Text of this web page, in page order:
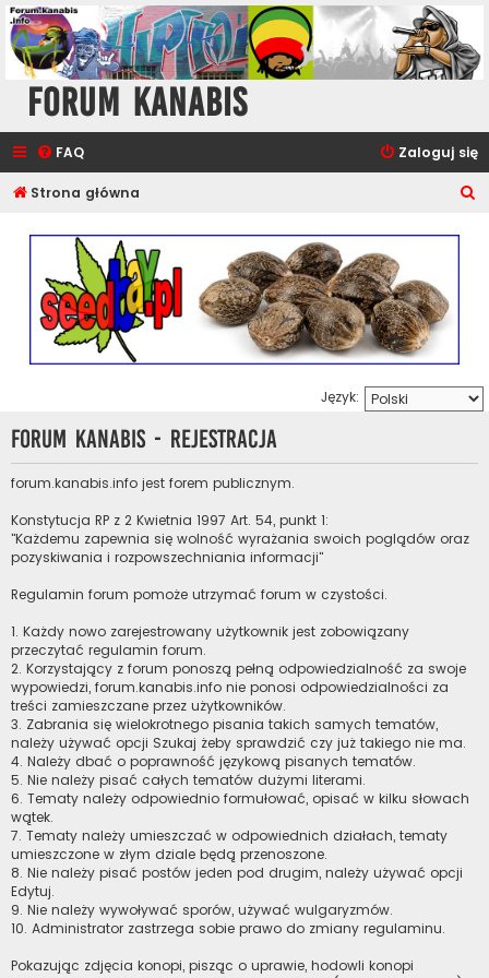
Forum Kanabis
FAQ Zaloguj się
Strona główna
Język:
Forum Kanabis - Rejestracja
forum.kanabis.info jest forem publicznym.
Konstytucja RP z 2 Kwietnia 1997 Art. 54, punkt 1:
"Każdemu zapewnia się wolność wyrażania swoich poglądów oraz
pozyskiwania i rozpowszechniania informacji"
Regulamin forum pomoże utrzymać forum w czystości.
1. Każdy nowo zarejestrowany użytkownik jest zobowiązany
przeczytać regulamin forum.
2. Korzystający z forum ponoszą pełną odpowiedzialność za swoje
wypowiedzi, forum.kanabis.info nie ponosi odpowiedzialności za
treści zamieszczane przez użytkowników.
3. Zabrania się wielokrotnego pisania takich samych tematów,
należy używać opcji Szukaj żeby sprawdzić czy już takiego nie ma.
4. Należy dbać o poprawność językową pisanych tematów.
5. Nie należy pisać całych tematów dużymi literami.
6. Tematy należy odpowiednio formułować, opisać w kilku słowach
wątek.
7. Tematy należy umieszczać w odpowiednich działach, tematy
umieszczone w złym dziale będą przenoszone.
8. Nie należy pisać postów jeden pod drugim, należy używać opcji
Edytuj.
9. Nie należy wywoływać sporów, używać wulgaryzmów.
10. Administrator zastrzega sobie prawo do zmiany regulaminu.
Pokazując zdjęcia konopi, pisząc o uprawie, hodowli konopi